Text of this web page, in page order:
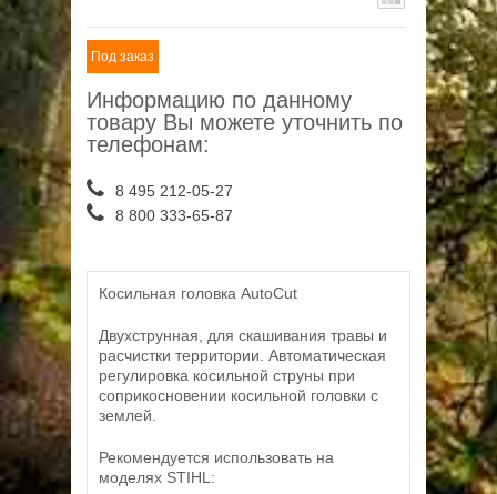
Под заказ
Информацию по данному
товару Вы можете уточнить по
телефонам:
8 495 212-05-27
8 800 333-65-87
Косильная головка AutoCut
Двухструнная, для скашивания травы и
расчистки территории. Автоматическая
регулировка косильной струны при
соприкосновении косильной головки с
землей.
Рекомендуется использовать на
моделях STIHL: